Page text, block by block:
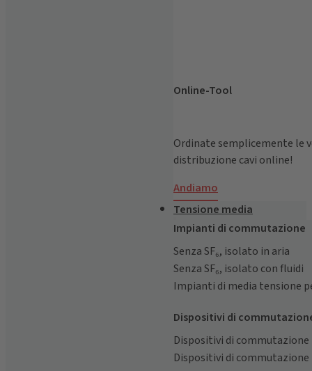
Online-Tool
Ordinate semplicemente le
distribuzione cavi online!
Andiamo
Tensione media
Impianti di commutazione
Senza SF₆, isolato in aria
Senza SF₆, isolato con fluidi
Impianti di media tensione
Dispositivi di
Dispositivi di
Dispositivi di